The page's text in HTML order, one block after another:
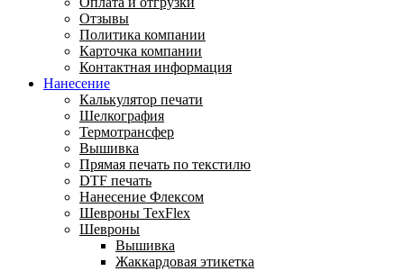
Отзывы
Политика компании
Карточка компании
Контактная информация
Нанесение
Калькулятор печати
Шелкография
Термотрансфер
Вышивка
Прямая печать по текстилю
DTF печать
Нанесение Флексом
Шевроны TexFlex
Шевроны
Вышивка
Жаккардовая этикетка